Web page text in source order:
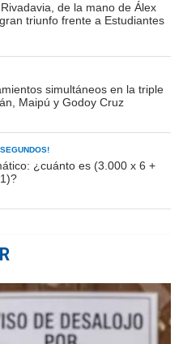
de la mano de Álex
triunfo frente a Estudiantes
simultáneos en la triple
Maipú y Godoy Cruz
¿cuánto es (3.000 x 6 +